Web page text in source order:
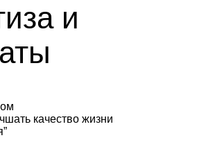
и
качество жизни